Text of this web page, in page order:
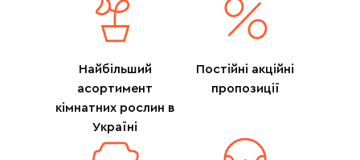
Найбільший
асортимент
кімнатних рослин в
Україні
Постійні акційні
пропозиції